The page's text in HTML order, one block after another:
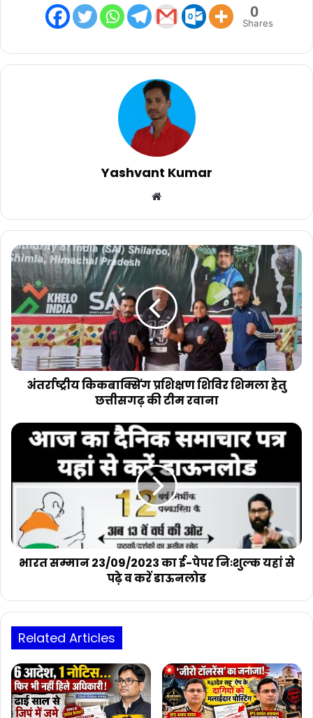
0
Shares
Yashvant Kumar
अंतर्राष्ट्रीय
किकबाक्सिंग
प्रशिक्षण
शिविर
शिमला
हेतु
छत्तीसगढ़
की
टीम
रवानाअंतर्राष्ट्रीय किकबाक्सिंग प्रशिक्षण शिविर शिमला हेतु
छत्तीसगढ़ की टीम रवाना
भारत
सम्मान
23/09/2023
ई-
निःशुल्क
यहां
से
पढ़े
डाऊनलोड
भारत सम्मान 23/09/2023 का ई-पेपर निःशुल्क यहां से
पढ़े व करें डाऊनलोड
Related Articles